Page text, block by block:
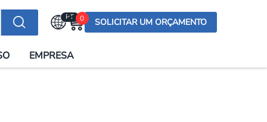
PT
English (US)
0 SOLICITAR UM ORÇAMENTO
EMPRESA